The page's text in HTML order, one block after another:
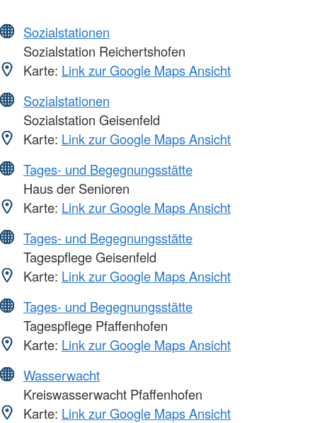
Sozialstationen
Sozialstation Reichertshofen
Karte: Link zur Google Maps Ansicht
Sozialstationen
Sozialstation Geisenfeld
Karte: Link zur Google Maps Ansicht
Tages- und Begegnungsstätte
Haus der Senioren
Karte: Link zur Google Maps Ansicht
Tages- und Begegnungsstätte
Tagespflege Geisenfeld
Karte: Link zur Google Maps Ansicht
Tages- und Begegnungsstätte
Tagespflege Pfaffenhofen
Karte: Link zur Google Maps Ansicht
Wasserwacht
Kreiswasserwacht Pfaffenhofen
Karte: Link zur Google Maps Ansicht